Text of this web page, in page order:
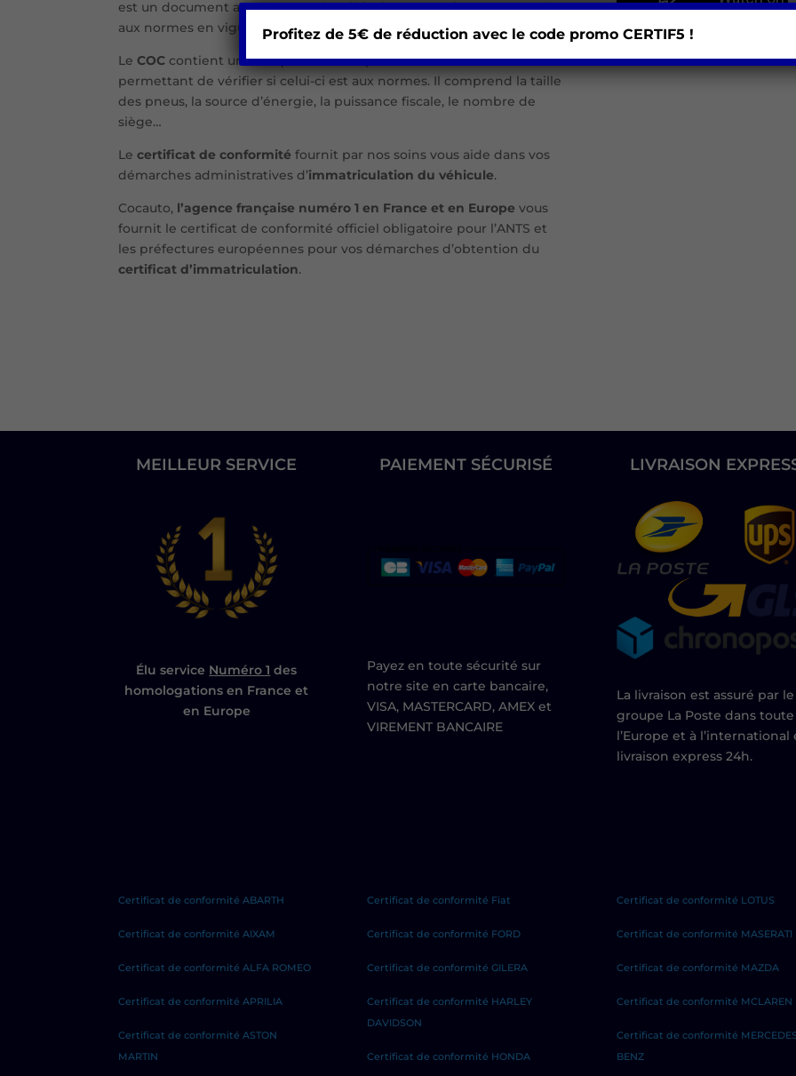
est un document attestant que le véhicule en question correspond
aux normes en vigueur dans l’Union européenne.
Le COCcontient une cinquantaine de points de conformité
permettant de vérifier si celui-ci est aux normes. Il comprend la taille
des pneus, la source d’énergie, la puissance fiscale, le nombre de
siège…
Le certificat de conformité fournit par nos soins vous aide dans vos
démarches administratives d’immatriculation du véhicule.
Cocauto, l’agence française numéro 1 en France et en Europe vous
fournit le certificat de conformité officiel obligatoire pour l’ANTS et
les préfectures européennes pour vos démarches d’obtention du
certificat d’immatriculation.
MEILLEUR SERVICE
Élu service Numéro 1 des
homologations en France et
en Europe
PAIEMENT SÉCURISÉ
Payez en toute sécurité sur
notre site en carte bancaire,
VISA, MASTERCARD, AMEX et
VIREMENT BANCAIRE
LIVRAISON
La livraison est assuré par le
groupe La Poste dans toute
l’Europe et à l’international
livraison express 24h.
Certificat de conformité ABARTH
Certificat de conformité AIXAM
Certificat de conformité ALFA ROMEO
Certificat de conformité APRILIA
Certificat de conformité ASTON
MARTIN
Certificat de conformité Fiat
Certificat de conformité FORD
Certificat de conformité GILERA
Certificat de conformité HARLEY
DAVIDSON
Certificat de conformité HONDA
Certificat de conformité LOTUS
Certificat de conformité MASERATI
Certificat de conformité MAZDA
Certificat de conformité MCLAREN
Certificat de conformité
BENZ
Profitez de 5€ de réduction avec le code promo CERTIF5 !